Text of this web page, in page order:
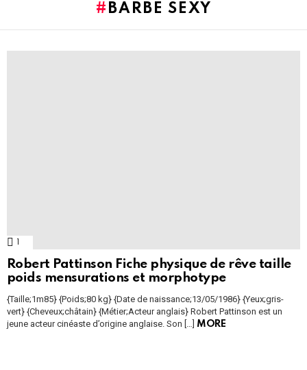
BARBE SEXY
1
Robert Pattinson Fiche physique de rêve taille
poids mensurations et morphotype
{Taille;1m85} {Poids;80 kg} {Date de naissance;13/05/1986} {Yeux;gris-
vert} {Cheveux;châtain} {Métier;Acteur anglais} Robert Pattinson est un
jeune acteur cinéaste d’origine anglaise. Son […] MORE